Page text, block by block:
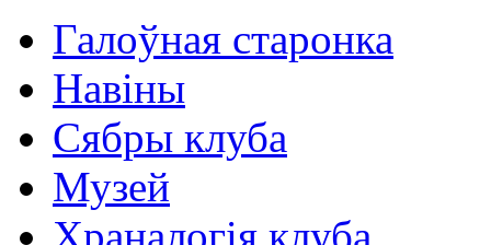
Галоўная старонка
Навіны
Сябры клуба
Музей